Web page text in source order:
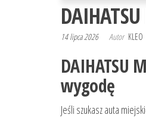
14 lipca 2026 Autor KLEO
DAIHATSU
wygodę
Jeśli szukasz auta